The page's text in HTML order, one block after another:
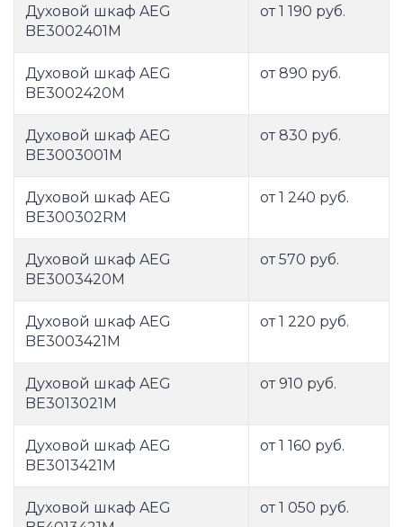
Духовой шкаф AEG
BE3002401M
от 1 190 руб.
Духовой шкаф AEG
BE3002420M
от 890 руб.
Духовой шкаф AEG
BE3003001M
от 830 руб.
Духовой шкаф AEG
BE300302RM
от 1 240 руб.
Духовой шкаф AEG
BE3003420M
от 570 руб.
Духовой шкаф AEG
BE3003421M
от 1 220 руб.
Духовой шкаф AEG
BE3013021M
от 910 руб.
Духовой шкаф AEG
BE3013421M
от 1 160 руб.
Духовой шкаф AEG
от 1 050 руб.